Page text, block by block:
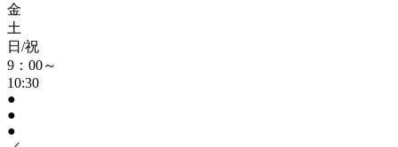
金
土
日/祝
9：00～
10:30
●
●
●